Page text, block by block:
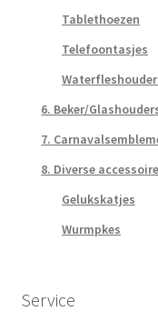
Tablethoezen
Telefoontasjes
6. Beker/
7.
8. Diverse
Gelukskatjes
Wurmpkes
Service